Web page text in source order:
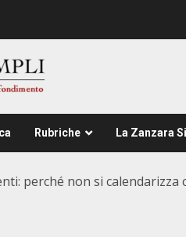
Rubriche La Zanzara
perché non si